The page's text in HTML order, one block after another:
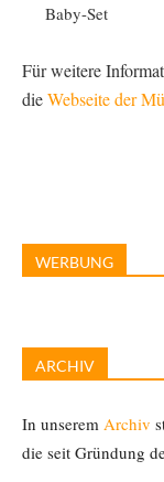
Baby-Set
Für weitere
dieWebseite der
WERBUNG
ARCHIV
In unserem Archiv
die seit Gründung